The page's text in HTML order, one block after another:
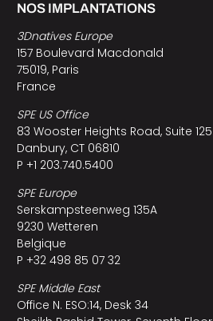
NOS IMPLANTATIONS
3Dnatives Europe
157 Boulevard Macdonald
75019, Paris
France
SPE US Office
83 Wooster Heights Road, Suite 125
Danbury, CT 06810
P +1 203.740.5400
SPE Europe
Serskampsteenweg 135A
9230 Wetteren
Belgique
P +32 498 85 07 32
SPE Middle East
Office N. ESO:14, Desk 34